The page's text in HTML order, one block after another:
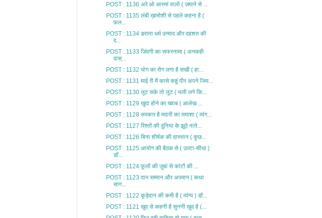
POST : 1136 अरे ओ आस्मां वालो ( ज़माने से ...
POST : 1135 लंबी ख़ामोशी से पहले कहना है (
फ़ल...
POST : 1134 डराता धर्म उन्माद और दहशत की
द...
POST : 1133 ज़िंदगी का सफरनामा ( अनकही
दास्...
POST : 1132 योग का रोग लगा है सखी ( हा...
POST : 1131 माई री मैं कासे कहूं पीर अपने जिय...
POST : 1130 लूट सके तो लूट ( भली लगे कि...
POST : 1129 खुदा होने का ख्वाब ( आलेख ...
POST : 1128 सरकार है मदारी का तमाशा ( व्यंग...
POST : 1127 रिश्तों की दुनिया के झूठे नाते...
POST : 1126 बिना शीर्षक की दास्तान ( कुछ...
POST : 1125 आयोग की बैठक से ( उल्टा-सीधा )
डॉ...
POST : 1124 फूलों की ज़ुबां से कांटों की ...
POST : 1123 दान सम्मान और अपमान ( कथा
साग...
POST : 1122 कूड़ेदान की कमी है ( व्यंग्य ) डॉ...
POST : 1121 खुद से कहनी है सुननी खुद है (...